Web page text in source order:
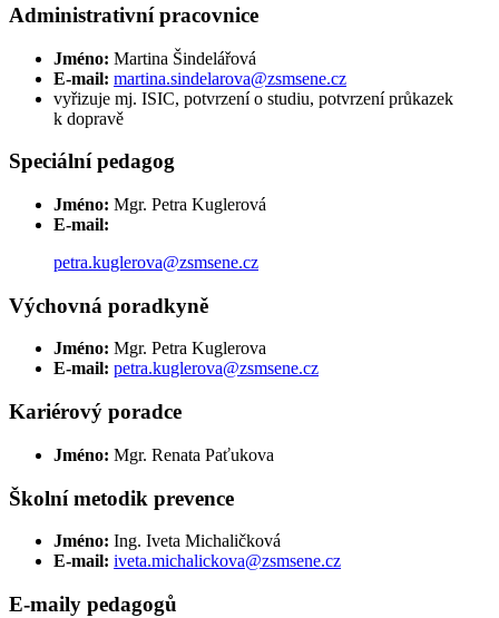
Administrativní pracovnice
Jméno: Martina Šindelářová
E-mail: martina.sindelarova@zsmsene.cz
vyřizuje mj. ISIC, potvrzení o studiu, potvrzení průkazek
k dopravě
Speciální pedagog
Jméno: Mgr. Petra Kuglerová
E-mail:
petra.kuglerova@zsmsene.cz
Výchovná poradkyně
Jméno: Mgr. Petra Kuglerova
E-mail: petra.kuglerova@zsmsene.cz
Kariérový poradce
Jméno: Mgr. Renata Paťukova
Školní metodik prevence
Jméno: Ing. Iveta Michaličková
E-mail: iveta.michalickova@zsmsene.cz
E-maily pedagogů